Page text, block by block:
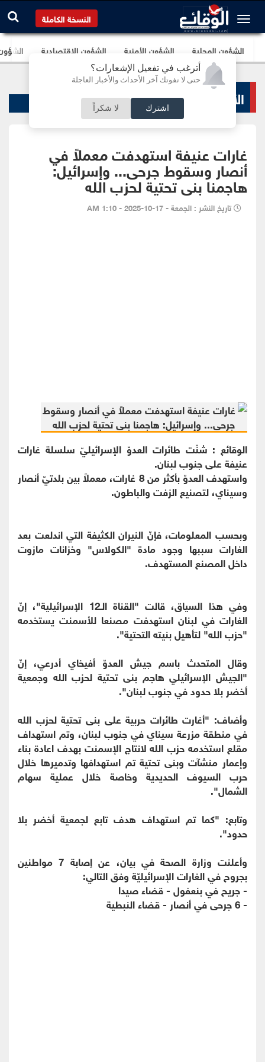
أترغب في تفعيل الإشعارات؟
حتى لا تفوتك آخر الأحداث والأخبار العاجلة
اشترك لا شكراً
النسخة الكاملة
الشؤون المحلية الشؤون الأمنية الشؤون الإقتصادية
الأخبار السياسية
غارات عنيفة استهدفت معملاً في
أنصار وسقوط جرحى... وإسرائيل:
هاجمنا بنى تحتية لحزب الله
تاريخ النشر : الجمعة - 17-10-2025 - 1:10 AM
الوقائع : شنّت طائرات العدوّ الإسرائيليّ سلسلة غارات
عنيفة على جنوب لبنان.
واستهدف العدوّ بأكثر من 8 غارات، معملاً بين بلدتيّ أنصار
وسيناي، لتصنيع الزفت والباطون.
وبحسب المعلومات، فإنّ النيران الكثيفة التي اندلعت بعد
الغارات سببها وجود مادة "الكولاس" وخزانات مازوت
داخل المصنع المستهدف.
وفي هذا السياق، قالت "القناة الـ12 الإسرائيلية"، إنّ
الغارات في لبنان استهدفت مصنعا للأسمنت يستخدمه
"حزب الله" لتأهيل بنيته التحتية".
وقال المتحدث باسم جيش العدوّ أفيخاي أدرعي، إنّ
"الجيش الإسرائيلي هاجم بنى تحتية لحزب الله وجمعية
أخضر بلا حدود في جنوب لبنان".
وأضاف: "أغارت طائرات حربية على بنى تحتية لحزب الله
في منطقة مزرعة سيناي في جنوب لبنان، وتم استهداف
مقلع استخدمه حزب الله لانتاج الإسمنت بهدف اعادة بناء
وإعمار منشآت وبنى تحتية تم استهدافها وتدميرها خلال
حرب السيوف الحديدية وخاصة خلال عملية سهام
الشمال".
وتابع: "كما تم استهداف هدف تابع لجمعية أخضر بلا
حدود".
وأعلنت وزارة الصحة في بيان، عن إصابة 7 مواطنين
بجروح في الغارات الإسرائيليّة وفق التالي:
- جريح في بنعفول - قضاء صيدا
- 6 جرحى في أنصار - قضاء النبطية